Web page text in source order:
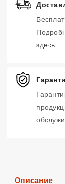
здесь
Описание